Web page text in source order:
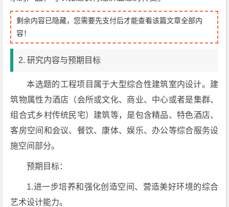
剩余内容已隐藏，您需要先支付后才能查看该篇文章全部内
容！
2. 研究内容与预期目标
本选题的工程项目属于大型综合性建筑室内设计。建
筑物属性为酒店（会所或文化、商业、中心或者是集群、
组合式乡村传统民宅）建筑等，是包含精品、特色酒店、
客房空间和会议、餐饮、康体、娱乐、办公等综合服务设
施空间部分。
预期目标：
1.进一步培养和强化创造空间、营造美好环境的综合
艺术设计能力。